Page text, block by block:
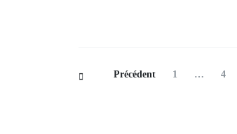
NavigationPrécédent Page
1 … Page
4